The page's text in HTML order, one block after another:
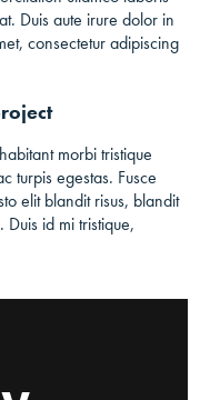
Duis aute irure dolor in
consectetur adipiscing
morbi tristique
turpis egestas. Fusce
elit blandit risus, blandit
id mi tristique,